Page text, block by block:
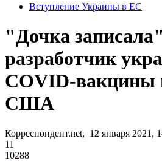
Вступление Украины в ЕС
"Дочка
разработчик
COVID-вакцины
США
Корреспондент.net, 12 января 2021,
11
10288